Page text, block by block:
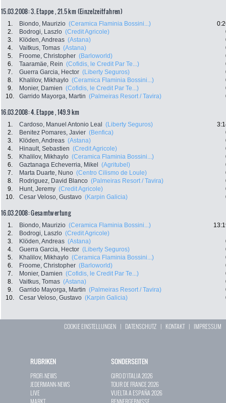
15.03.2008: 3. Etappe , 21.5 km (Einzelzeitfahren)
1. Biondo, Maurizio (Ceramica Flaminia Bossini...)
2.
Bodrogi, Laszlo (Credit Agricole)
3.
Klöden, Andreas (Astana)
4.
Vaitkus, Tomas (Astana)
5.
Froome, Christopher (Barloworld)
6.
Taaramäe, Rein (Cofidis, le Credit Par Te...)
7.
Guerra Garcia, Hector (Liberty Seguros)
8.
Khalilov, Mikhaylo (Ceramica Flaminia Bossini...)
9.
Monier, Damien (Cofidis, le Credit Par Te...)
10.
Garrido Mayorga, Martin (Palmeiras Resort / Tavira)
16.03.2008: 4. Etappe , 149.9 km
1. Cardoso, Manuel Antonio Leal (Liberty Seguros)
2.
Benitez Pomares, Javier (Benfica)
3.
Klöden, Andreas (Astana)
4.
Hinault, Sebastien (Credit Agricole)
5.
Khalilov, Mikhaylo (Ceramica Flaminia Bossini...)
6.
Gaztanaga Echeverria, Mikel (Agritubel)
7.
Marta Duarte, Nuno (Centro Cilismo de Loule)
8.
Rodriguez, David Blanco (Palmeiras Resort / Tavira)
9.
Hunt, Jeremy (Credit Agricole)
10.
Cesar Veloso, Gustavo (Karpin Galicia)
16.03.2008: Gesamtwertung
1. Biondo, Maurizio (Ceramica Flaminia Bossini...)
2.
Bodrogi, Laszlo (Credit Agricole)
3.
Klöden, Andreas (Astana)
4.
Guerra Garcia, Hector (Liberty Seguros)
5.
Khalilov, Mikhaylo (Ceramica Flaminia Bossini...)
6.
Froome, Christopher (Barloworld)
7.
Monier, Damien (Cofidis, le Credit Par Te...)
8.
Vaitkus, Tomas (Astana)
9.
Garrido Mayorga, Martin (Palmeiras Resort / Tavira)
10.
Cesar Veloso, Gustavo (Karpin Galicia)
COOKIE EINSTELLUNGEN | DATENSCHUTZ | KONTAKT| IMPRESSUM
RUBRIKEN
PROFI-NEWS
JEDERMANN-NEWS
LIVE
SONDERSEITEN
GIRO D`ITALIA 2026
TOUR DE FRANCE 2026
VUELTA A ESPAÑA 2026